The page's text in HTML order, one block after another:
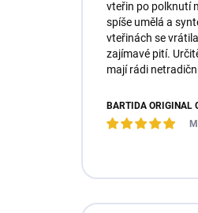
vteřin po polknutí
spíše umělá a
vteřinách se
zajímavé pití.
mají rádi
BARTIDA ORIGINÁL